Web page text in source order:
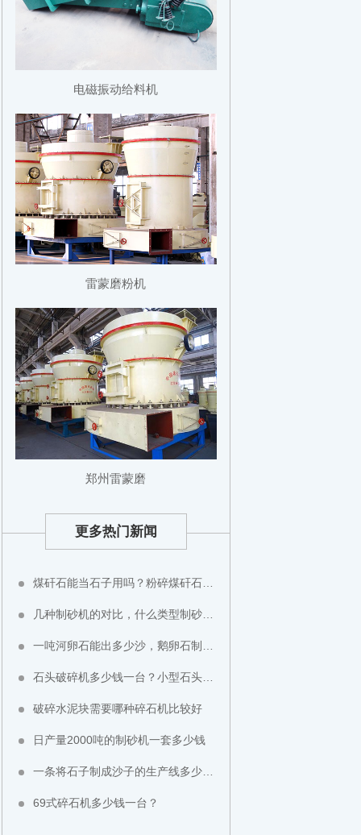
电磁振动给料机
雷蒙磨粉机
郑州雷蒙磨
更多热门新闻
煤矸石能当石子用吗？粉碎煤矸石用什么设备？
几种制砂机的对比，什么类型制砂机好？
一吨河卵石能出多少沙，鹅卵石制成沙子成本高不高？
石头破碎机多少钱一台？小型石头粉碎机价格
破碎水泥块需要哪种碎石机比较好
日产量2000吨的制砂机一套多少钱
一条将石子制成沙子的生产线多少钱？
69式碎石机多少钱一台？